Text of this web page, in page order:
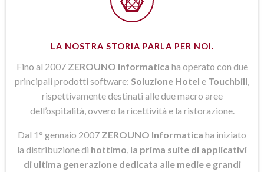
LA NOSTRA STORIA PARLA PER NOI.
Fino al 2007 ZEROUNO Informatica ha operato con due
principali prodotti software: Soluzione Hotel e Touchbill
rispettivamente destinati alle due macro aree
dell’ospitalità, ovvero la ricettività e la ristorazione.
Dal 1° gennaio 2007 ZEROUNO Informatica ha iniziato
la distribuzione di hottimo la prima suite di applicativi
di ultima generazione dedicata alle medie e grandi